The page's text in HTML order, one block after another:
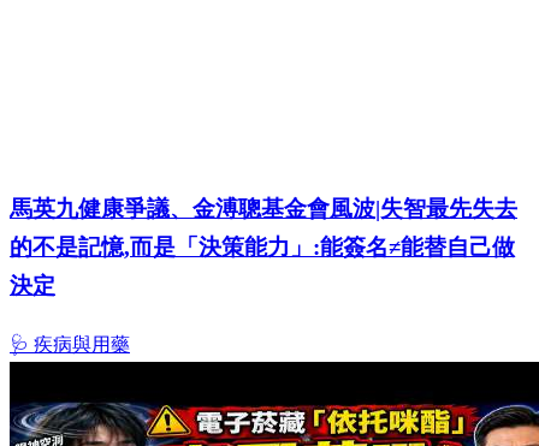
馬英九健康爭議、金溥聰基金會風波|失智最先失去
的不是記憶,而是「決策能力」:能簽名≠能替自己做
決定
🩺 疾病與用藥